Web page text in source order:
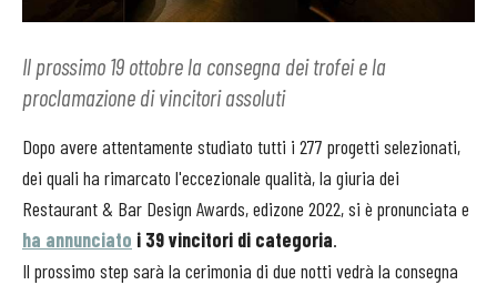
Il prossimo 19 ottobre la consegna dei trofei e la
proclamazione di vincitori assoluti
Dopo avere attentamente studiato tutti i 277 progetti selezionati,
dei quali ha rimarcato l'eccezionale qualità, la giuria dei
Restaurant & Bar Design Awards, edizone 2022, si è pronunciata e
ha annunciato i 39 vincitori di categoria.
Il prossimo step sarà la cerimonia di due notti vedrà la consegna